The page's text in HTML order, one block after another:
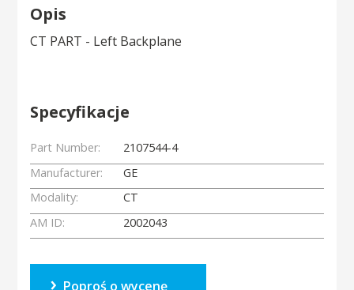
Opis
CT PART - Left Backplane
Specyfikacje
Part Number:
2107544-4
Manufacturer:
GE
Modality:
CT
AM ID:
2002043
Poproś o wycenę